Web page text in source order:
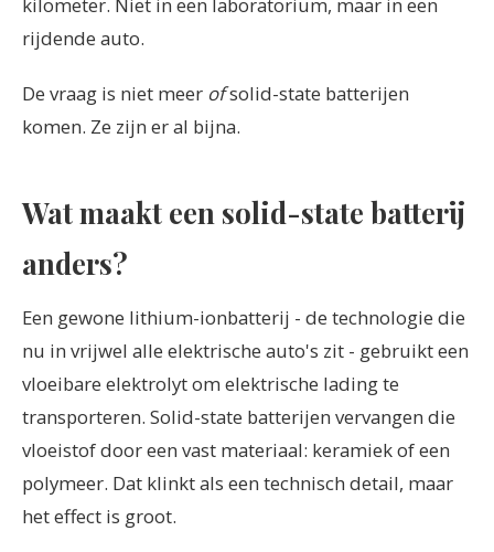
rijdende auto.
De vraag is niet meer ofsolid-state batterijen
komen. Ze zijn er al bijna.
Wat maakt een solid-state batterij
anders?
Een gewone lithium-ionbatterij - de technologie die
nu in vrijwel alle elektrische auto's zit - gebruikt een
vloeibare elektrolyt om elektrische lading te
transporteren. Solid-state batterijen vervangen die
vloeistof door een vast materiaal: keramiek of een
polymeer. Dat klinkt als een technisch detail, maar
het effect is groot.